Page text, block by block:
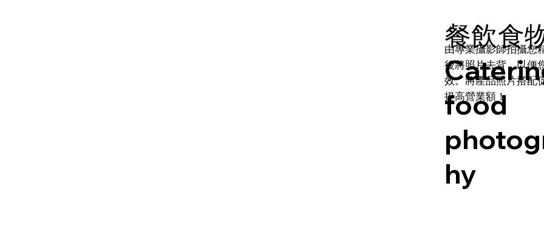
餐飲食
food
hy
由專業攝影師拍攝您
後將照片去背，以便
效。將產品照片搭配
提高營業額！